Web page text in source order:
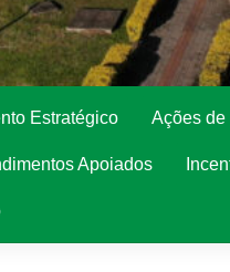
Estratégico Ações
Apoiados